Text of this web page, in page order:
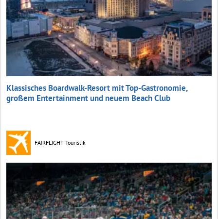
Klassisches Boardwalk-Resort mit Top-Gastronomie,
großem Entertainment und neuem Beach Club
FAIRFLIGHT Touristik